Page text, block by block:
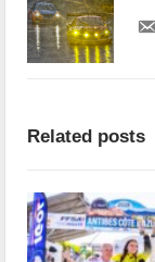
Related posts